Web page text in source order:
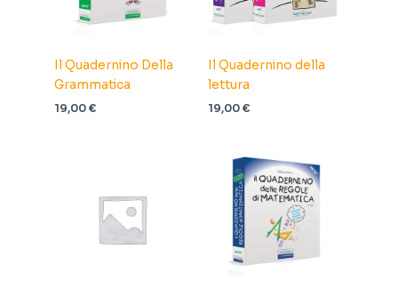
Il Quadernino Della
Grammatica
19,00€
Il Quadernino della
lettura
19,00€